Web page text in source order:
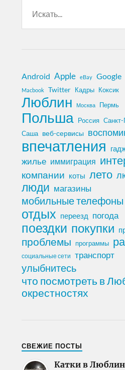
Android Apple eBay Google
Macbook Twitter Кадры Коксик
Люблин Москва Пермь
Польша Россия Санкт-
Саша веб-сервисы
впечатления
жилье иммиграция
компании коты лето
люди магазины
мобильные телефоны
отдых переезд погода
поездки покупки
проблемы программы
социальные сети транспорт
улыбнитесь
что посмотреть в
окрестностях
СВЕЖИЕ ПОСТЫ
Катки в